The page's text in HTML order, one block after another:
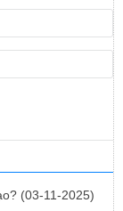
(03-11-2025)